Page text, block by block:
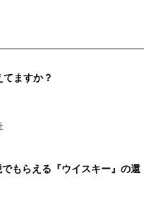
ますか？
もらえる『ウイスキー』の還